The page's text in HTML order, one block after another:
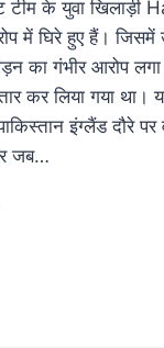
टीम के युवा खिलाड़ी
में घिरे हुए हैं।
का गंभीर आरोप
कर लिया गया था।
इंग्लैंड दौरे
जब…